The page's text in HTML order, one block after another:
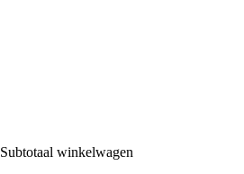
Subtotaal winkelwagen